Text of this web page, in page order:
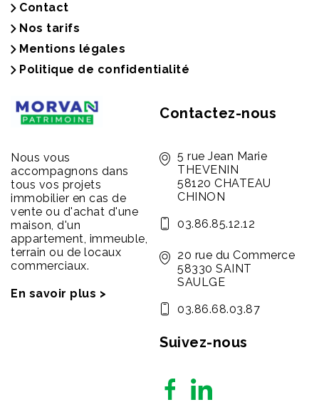
Contact
Nos tarifs
Mentions légales
Politique de confidentialité
Nous vous
accompagnons dans
tous vos projets
immobilier en cas de
vente ou d'achat d'une
maison, d'un
appartement, immeuble,
terrain ou de locaux
commerciaux.
En savoir plus >
Contactez-nous
5 rue Jean Marie
THEVENIN
58120 CHATEAU
CHINON
03.86.85.12.12
20 rue du Commerce
58330 SAINT
SAULGE
03.86.68.03.87
Suivez-nous